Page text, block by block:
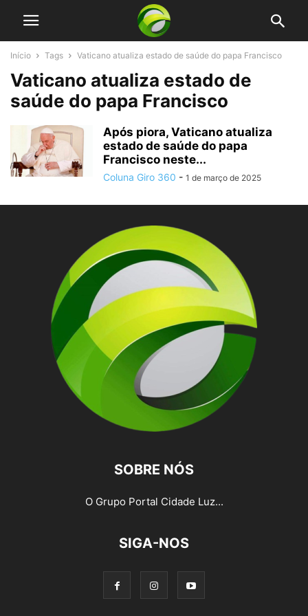
Início Tags Vaticano atualiza estado de saúde do papa Francisco
Vaticano atualiza estado de
saúde do papa Francisco
Após piora, Vaticano atualiza
estado de saúde do papa
Francisco neste...
Coluna Giro 360 - 1 de março de 2025
SOBRE NÓS
O Grupo Portal Cidade Luz...
SIGA-NOS